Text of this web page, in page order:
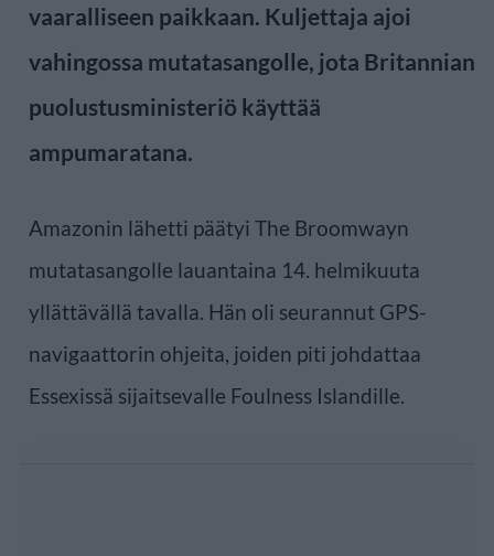
vaaralliseen paikkaan. Kuljettaja ajoi
vahingossa mutatasangolle, jota Britannian
puolustusministeriö käyttää
ampumaratana.
Amazonin lähetti päätyi The Broomwayn
mutatasangolle lauantaina 14. helmikuuta
yllättävällä tavalla. Hän oli seurannut GPS-
navigaattorin ohjeita, joiden piti johdattaa
Essexissä sijaitsevalle Foulness Islandille.